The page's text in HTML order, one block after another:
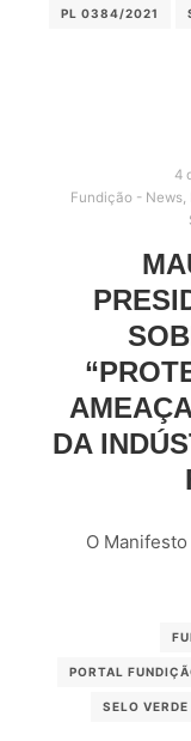
PL 0384/2021
4
Fundição - News,
DA
O
PORTAL
SELO VERDE